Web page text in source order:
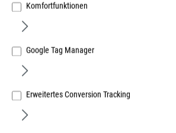
Komfortfunktionen
Google Tag Manager
Erweitertes Conversion Tracking